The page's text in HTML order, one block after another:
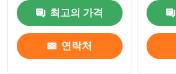
최고의 가격
연락처